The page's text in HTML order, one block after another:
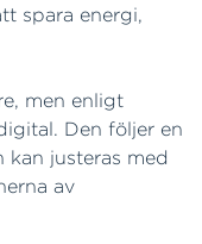
spara energi,
men enligt
Den följer en
justeras med
av